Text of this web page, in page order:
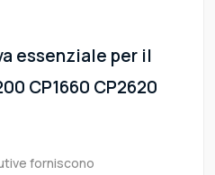
essenziale per il
CP1660 CP2620
forniscono